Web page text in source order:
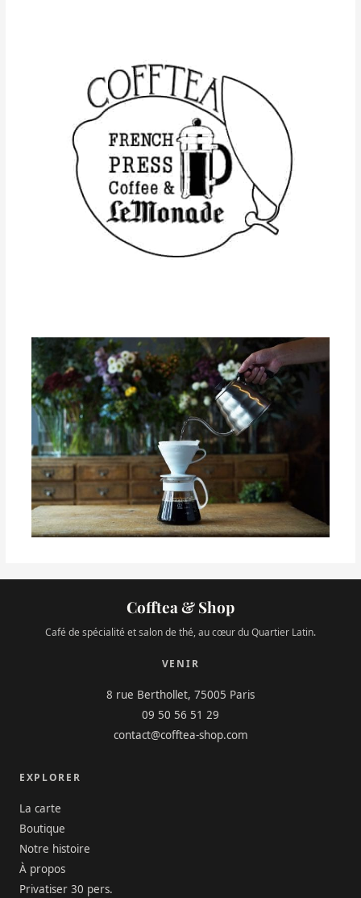
Cofftea & Shop
Café de spécialité et salon de thé, au cœur du Quartier Latin.
VENIR
8 rue Berthollet, 75005 Paris
09 50 56 51 29
contact@cofftea-shop.com
EXPLORER
La carte
Boutique
Notre histoire
À propos
Privatiser 30 pers.